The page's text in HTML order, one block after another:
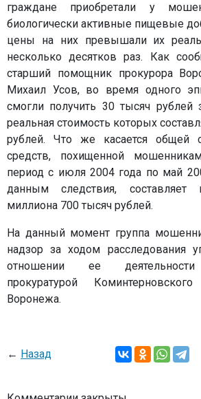
граждане приобретали у
биологически активные пищевые
цены на них превышали их
несколько десятков раз. Как
старший помощник прокурора
Михаил Усов, во время одного
смогли получить 30 тысяч
реальная стоимость которых
рублей. Что же касается
средств, похищенной
период с июля 2004 года по май
данным следствия,
миллиона 700 тысяч рублей.
На данный момент группа
надзор за ходом расследования
отношении ее деятельности
прокуратурой
Воронежа.
← Назад